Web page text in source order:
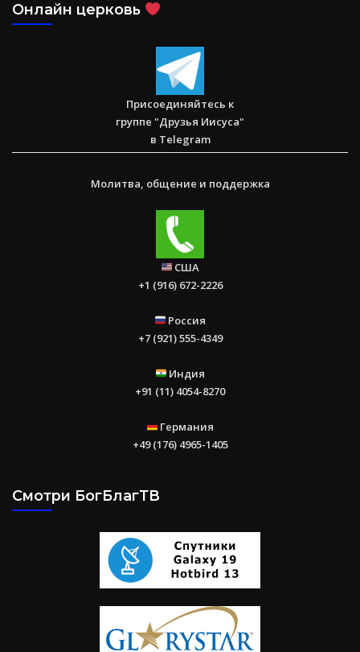
1 Послание к Коринфянам
Онлайн церковь
Присоединяйтесь к
группе "Друзья Иисуса"
в Telegram
Молитва, общение и поддержка
США
+1 (916) 672-2226
Россия
+7 (921) 555-4349
Индия
+91 (11) 4054-8270
Германия
+49 (176) 4965-1405
Смотри БогБлагТВ